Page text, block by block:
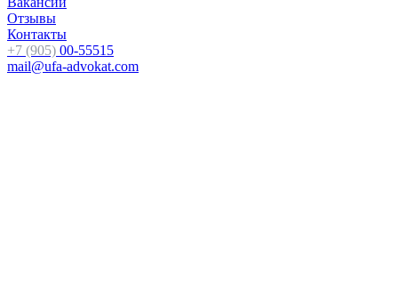
Отзывы
Контакты
+7 (905) 00-55515
mail@ufa-advokat.com